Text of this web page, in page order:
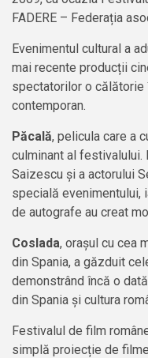
FADERE – Federația
Evenimentul cultural a
mai recente producții
spectatorilor o călătorie
contemporan.
Păcală, pelicula care a
culminant al festivalului.
Saizescu și a actorului
specială evenimentului,
de autografe au creat
Coslada, orașul cu cea
din Spania, a găzduit
demonstrând încă o
din Spania și cultura
Festivalul de film
simplă proiecție de